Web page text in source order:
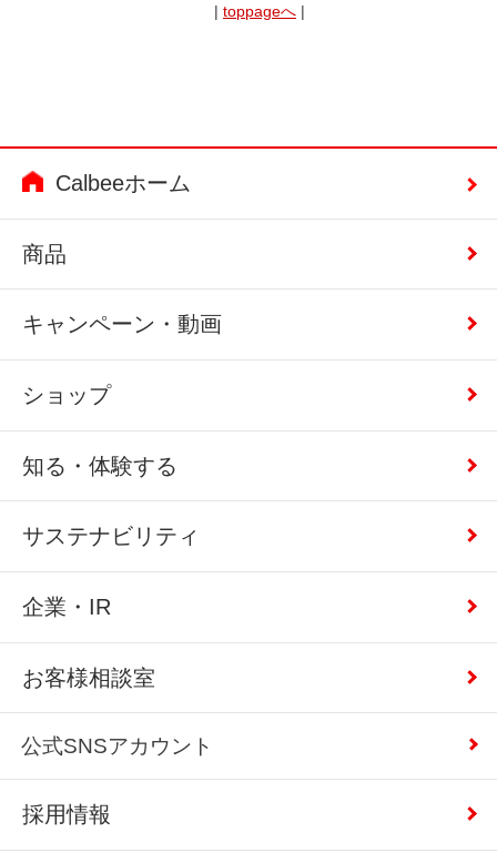
| toppageへ |
Calbeeホーム
商品
キャンペーン・動画
ショップ
知る・体験する
サステナビリティ
企業・IR
お客様相談室
公式SNSアカウント
採用情報